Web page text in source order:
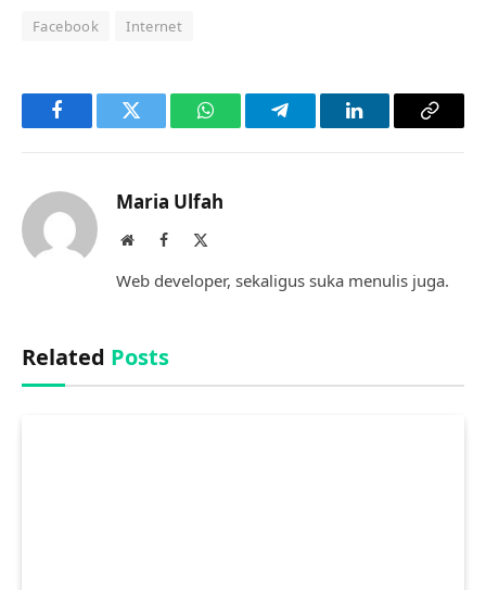
Facebook Internet
FacebookTwitter WhatsAppTelegramLinkedInCopy
Maria Ulfah
WebsiteFacebook
Web developer, sekaligus suka menulis juga.
Related Posts